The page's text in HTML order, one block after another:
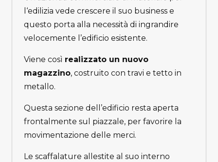
l‘edilizia vede crescere il suo business e
questo porta alla necessità di ingrandire
velocemente l’edificio esistente.
Viene così realizzato un nuovo
magazzino, costruito con travi e tetto in
metallo.
Questa sezione dell’edificio resta aperta
frontalmente sul piazzale, per favorire la
movimentazione delle merci.
Le scaffalature allestite al suo interno